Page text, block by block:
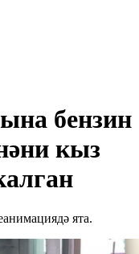
бензин
кыз
ята.